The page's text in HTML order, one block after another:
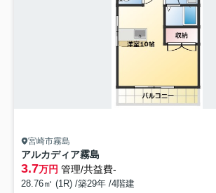
宮崎市霧島
アルカディア霧島
3.7万円 管理/共益費-
28.76㎡ (1R) /築29年 /4階建